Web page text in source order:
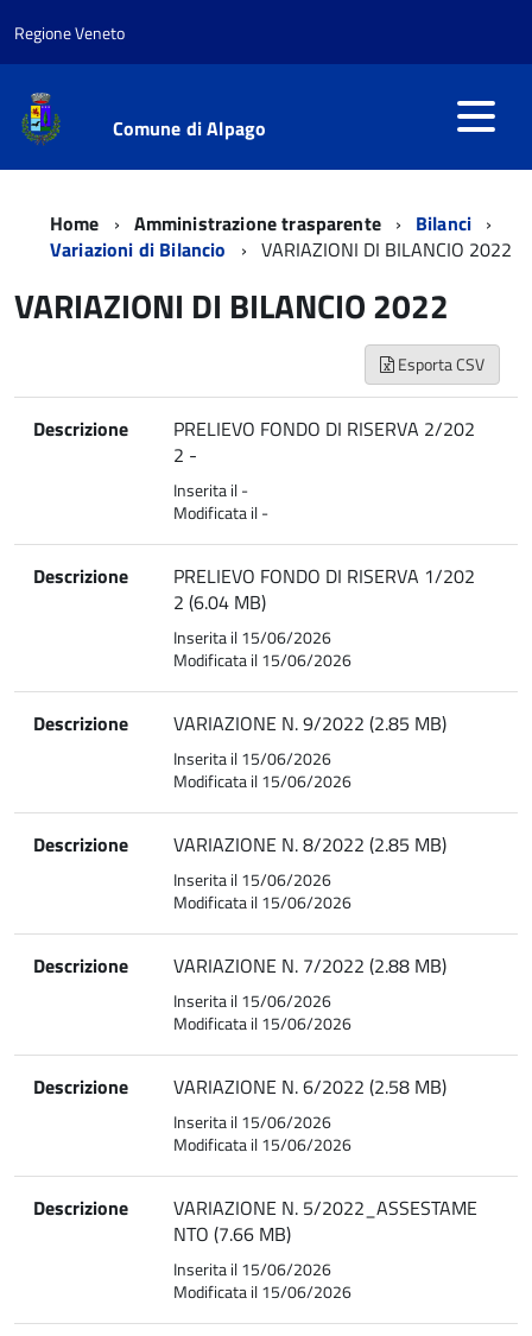
Regione Veneto
Comune di Alpago
Home Amministrazione trasparente
Bilanci
Variazioni di Bilancio
VARIAZIONI DI BILANCIO 2022
VARIAZIONI DI BILANCIO 2022
Esporta CSV
Descrizione
PRELIEVO FONDO DI RISERVA 2/202
2 -
Inserita il -
Modificata il -
Descrizione
PRELIEVO FONDO DI RISERVA 1/202
2 (6.04 MB)
Inserita il 15/06/2026
Modificata il 15/06/2026
Descrizione VARIAZIONE N. 9/2022 (2.85 MB)
Inserita il 15/06/2026
Modificata il 15/06/2026
Descrizione VARIAZIONE N. 8/2022 (2.85 MB)
Inserita il 15/06/2026
Modificata il 15/06/2026
Descrizione VARIAZIONE N. 7/2022 (2.88 MB)
Inserita il 15/06/2026
Modificata il 15/06/2026
Descrizione VARIAZIONE N. 6/2022 (2.58 MB)
Inserita il 15/06/2026
Modificata il 15/06/2026
Descrizione
VARIAZIONE N. 5/2022_ASSESTAME
NTO (7.66 MB)
Inserita il 15/06/2026
Modificata il 15/06/2026